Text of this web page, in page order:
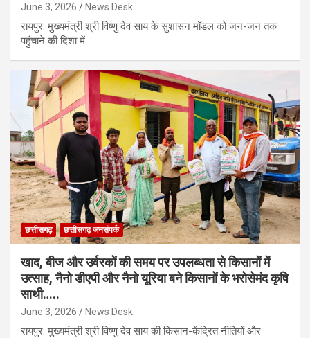
June 3, 2026 News Desk
रायपुर: मुख्यमंत्री श्री विष्णु देव साय के सुशासन मॉडल को जन-जन तक
पहुंचाने की दिशा में…
छत्तीसगढ़ छत्तीसगढ़ जनसंपर्क
खाद, बीज और उर्वरकों की समय पर उपलब्धता से किसानों में
उत्साह, नैनो डीएपी और नैनो यूरिया बने किसानों के भरोसेमंद कृषि
साथी…..
June 3, 2026 News Desk
रायपुर: मुख्यमंत्री श्री विष्णु देव साय की किसान-केंद्रित नीतियों और